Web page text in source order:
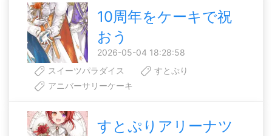
10周年をケーキで祝
おう
2026-05-04 18:28:58
スイーツパラダイス
すとぷり
アニバーサリーケーキ
すとぷりアリーナツ